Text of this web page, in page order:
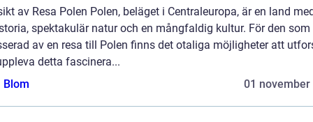
av Resa Polen Polen, beläget i Centraleuropa, är en land
spektakulär natur och en mångfaldig kultur. För den som
av en resa till Polen finns det otaliga möjligheter att
detta fascinera...
Blom
01 november